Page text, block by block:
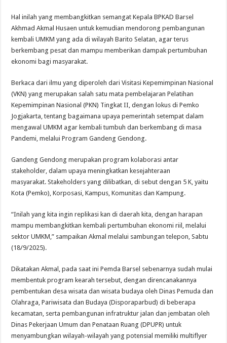
Hal inilah yang membangkitkan semangat Kepala BPKAD Barsel
Akhmad Akmal Husaen untuk kemudian mendorong pembangunan
kembali UMKM yang ada di wilayah Barito Selatan, agar terus
berkembang pesat dan mampu memberikan dampak pertumbuhan
ekonomi bagi masyarakat.
Berkaca dari ilmu yang diperoleh dari Visitasi Kepemimpinan Nasional
(VKN) yang merupakan salah satu mata pembelajaran Pelatihan
Kepemimpinan Nasional (PKN) Tingkat II, dengan lokus di Pemko
Jogjakarta, tentang bagaimana upaya pemerintah setempat dalam
mengawal UMKM agar kembali tumbuh dan berkembang di masa
Pandemi, melalui Program Gandeng Gendong.
Gandeng Gendong merupakan program kolaborasi antar
stakeholder, dalam upaya meningkatkan kesejahteraan
masyarakat. Stakeholders yang dilibatkan, di sebut dengan 5 K, yaitu
Kota (Pemko), Korposasi, Kampus, Komunitas dan Kampung.
“Inilah yang kita ingin replikasi kan di daerah kita, dengan harapan
mampu membangkitkan kembali pertumbuhan ekonomi riil, melalui
sektor UMKM,” sampaikan Akmal melalui sambungan telepon, Sabtu
(18/9/2025).
Dikatakan Akmal, pada saat ini Pemda Barsel sebenarnya sudah mulai
membentuk program kearah tersebut, dengan direncanakannya
pembentukan desa wisata dan wisata budaya oleh Dinas Pemuda dan
Olahraga, Pariwisata dan Budaya (Disporaparbud) di beberapa
kecamatan, serta pembangunan infratruktur jalan dan jembatan oleh
Dinas Pekerjaan Umum dan Penataan Ruang (DPUPR) untuk
menyambungkan wilayah-wilayah yang potensial memiliki multiflyer